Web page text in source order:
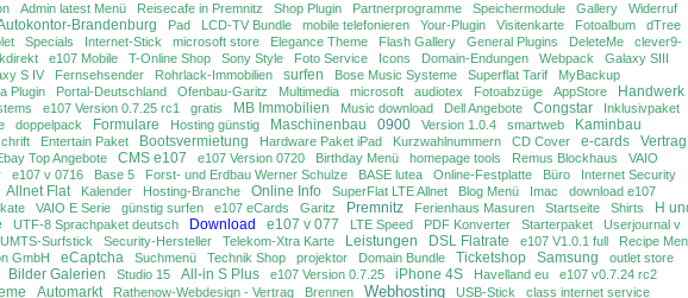
Admin latest Menü Reisecafe in Premnitz Shop Plugin Partnerprogramme Speichermodule Gallery
Widerruf
Brandenburg Pad LCD-TV Bundle mobile telefonieren Your-Plugin Visitenkarte Fotoalbum
dTree
Specials Internet-Stick microsoft store Elegance Theme Flash Gallery General Plugins DeleteMe
clever9-
e107 Mobile T-Online Shop Sony Style Foto Service Icons Domain-Endungen Webpack
Galaxy SIII
S IV Fernsehsender Rohrlack-Immobilien surfen Bose Music Systeme Superflat Tarif
MyBackup
Plugin Portal-Deutschland Ofenbau-Garitz Multimedia microsoft audiotex Fotoabzüge AppStore Handwerk
e107 Version 0.7.25 rc1 gratis MB Immobilien Music download Dell Angebote Congstar
Inklusivpaket
doppelpack Formulare Hosting günstig Maschinenbau 0900 Version 1.0.4 smartweb
Kaminbau
Entertain Paket Bootsvermietung Hardware Paket iPad Kurzwahlnummern CD Cover e-cards Vertrag
Top Angebote CMS e107 e107 Version 0720 Birthday Menü homepage tools Remus Blockhaus
VAIO
e107 v 0716 Base 5 Forst- und Erdbau Werner Schulze BASE lutea Online-Festplatte Büro
Internet Security
Allnet Flat Kalender Hosting-Branche Online Info SuperFlat LTE Allnet Blog Menü Imac
download e107
VAIO E Serie günstig surfen e107 eCards Garitz Premnitz Ferienhaus Masuren Startseite Shirts
H
UTF-8 Sprachpaket deutsch Download e107 v 077 LTE Speed PDF Konverter Starterpaket
Userjournal v
UMTS-Surfstick Security-Hersteller Telekom-Xtra Karte Leistungen DSL Flatrate e107 V1.0.1 full
Recipe
GmbH eCaptcha Suchmenü Technik Shop projektor Domain Bundle Ticketshop Samsung
outlet store
Bilder Galerien Studio 15 All-in S Plus e107 Version 0.7.25 iPhone 4S Havelland eu
e107 v0.7.24 rc2
Automarkt Rathenow-Webdesign - Vertrag Brennen Webhosting USB-Stick
class internet service